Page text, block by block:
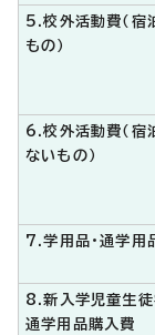
5.校外活動費（宿
もの）
6.校外活動費（宿
ないもの）
7.学用品・通学用
8.新入学児童生徒
通学用品購入費